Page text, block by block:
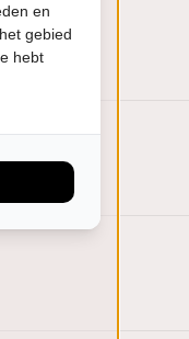
en
gebied
hebt